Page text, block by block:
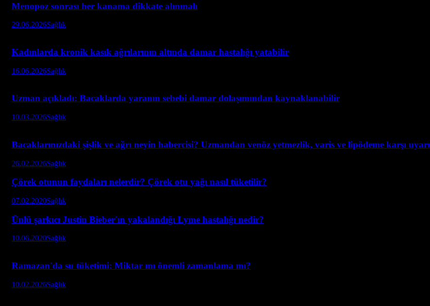
Menopoz sonrası her kanama dikkate alınmalı
29.06.2026Sağlık
Kadınlarda kronik kasık ağrılarının altında damar hastalığı yatabilir
16.06.2026Sağlık
Uzman açıkladı: Bacaklarda yaranın sebebi damar dolaşımından kaynaklanabilir
10.03.2026Sağlık
Bacaklarınızdaki şişlik ve ağrı neyin habercisi? Uzmandan venöz yetmezlik, varis ve lipödeme karşı uyarı
26.02.2026Sağlık
Çörek otunun faydaları nelerdir? Çörek otu yağı nasıl tüketilir?
07.02.2020Sağlık
Ünlü şarkıcı Justin Bieber'ın yakalandığı Lyme hastalığı nedir?
10.06.2020Sağlık
Ramazan'da su tüketimi: Miktar mı önemli zamanlama mı?
10.02.2026Sağlık